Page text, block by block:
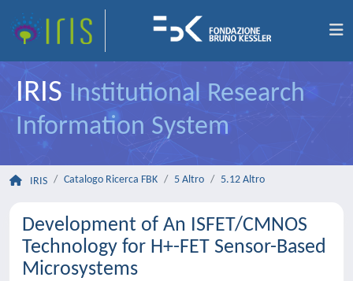
IRIS Institutional Research
Information System
IRIS Catalogo Ricerca FBK 5 Altro 5.12 Altro
Development of An ISFET/CMNOS
Technology for H+-FET Sensor-Based
Microsystems